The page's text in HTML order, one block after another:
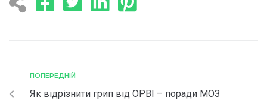
ПОПЕРЕДНІЙ
Як відрізнити грип від ОРВІ – поради МОЗ